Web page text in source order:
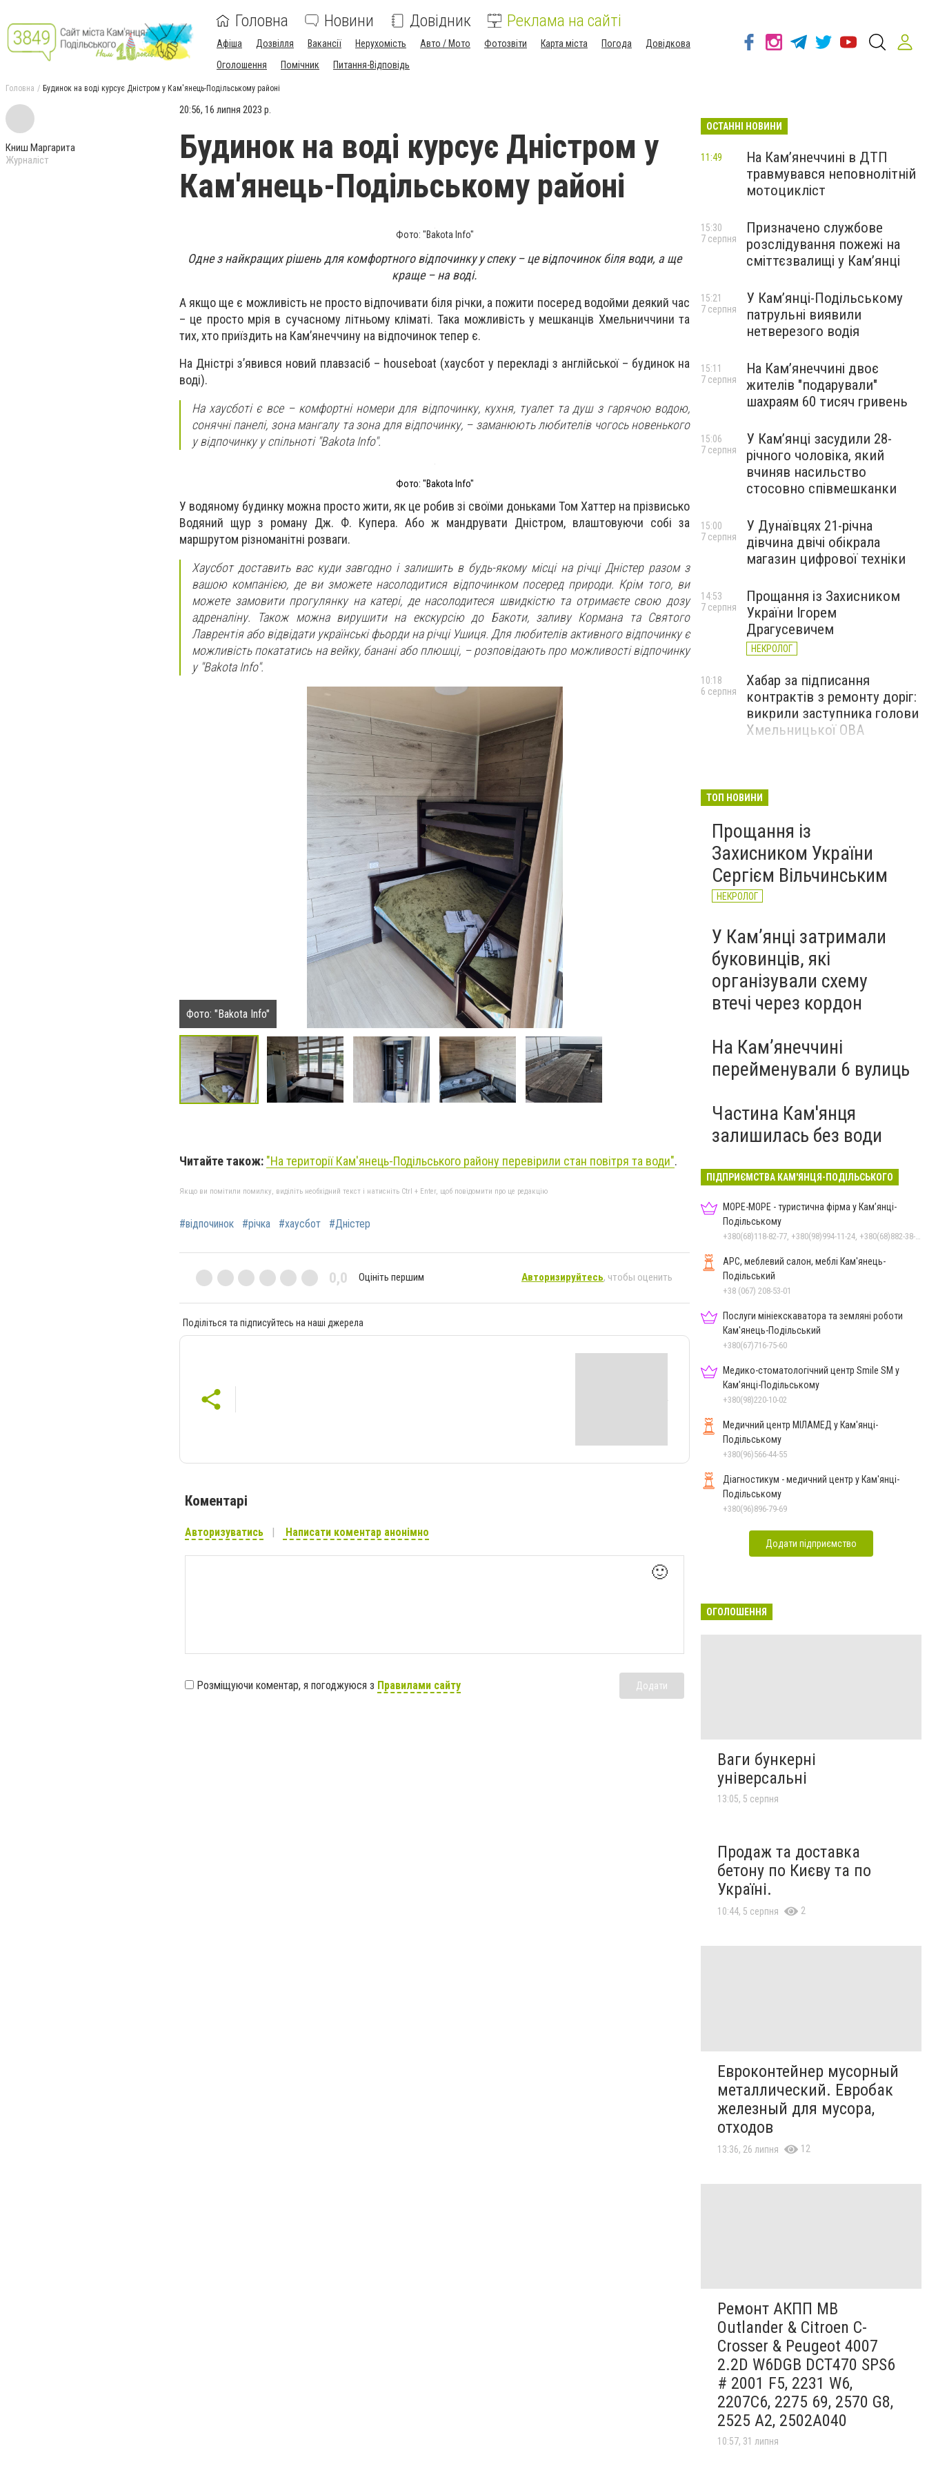
Головна Новини Довідник Реклама на сайті
Афіша Дозвілля Вакансії Нерухомість Авто / Мото Фотозвіти Карта міста Погода
Довідкова
Оголошення
Помічник Питання-Відповідь
Головна Будинок на воді курсує Дністром у Кам'янець-Подільському районі
Книш Маргарита
Журналіст
20:56, 16 липня 2023 р.
Будинок на воді курсує Дністром у
Кам'янець-Подільському районі
Фото: "Bakota Info"
Одне з найкращих рішень для комфортного відпочинку у спеку – це відпочинок біля води, а ще
краще – на воді.
А якщо ще є можливість не просто відпочивати біля річки, а пожити посеред водойми деякий час
– це просто мрія в сучасному літньому кліматі. Така можливість у мешканців Хмельниччини та
тих, хто приїздить на Кам’янеччину на відпочинок тепер є.
На Дністрі з’явився новий плавзасіб – houseboat (хаусбот у перекладі з англійської – будинок на
воді).
На хаусботі є все – комфортні номери для відпочинку, кухня, туалет та душ з гарячою водою,
сонячні панелі, зона мангалу та зона для відпочинку, – заманюють любителів чогось новенького
у відпочинку у спільноті "Bakota Info".
Фото: "Bakota Info"
У водяному будинку можна просто жити, як це робив зі своїми доньками Том Хаттер на прізвисько
Водяний щур з роману Дж. Ф. Купера. Або ж мандрувати Дністром, влаштовуючи собі за
маршрутом різноманітні розваги.
Хаусбот доставить вас куди завгодно і залишить в будь-якому місці на річці Дністер разом з
вашою компанією, де ви зможете насолодитися відпочинком посеред природи. Крім того, ви
можете замовити прогулянку на катері, де насолодитеся швидкістю та отримаєте свою дозу
адреналіну. Також можна вирушити на екскурсію до Бакоти, заливу Кормана та Святого
Лаврентія або відвідати українські фьорди на річці Ушиця. Для любителів активного відпочинку є
можливість покататись на вейку, банані або плюшці, – розповідають про можливості відпочинку
у "Bakota Info".
Фото: "Bakota Info" Фото: "Bakota Info"
Читайте також: "На території Кам'янець-Подільського району перевірили стан повітря та води".
Якщо ви помітили помилку, виділіть необхідний текст і натисніть Ctrl + Enter, щоб повідомити про це редакцію
#відпочинок #річка #хаусбот #Дністер
0,0 Оцініть першим Авторизируйтесь, чтобы оценить
Поділіться та підписуйтесь на наші джерела
Коментарі
Авторизуватись Написати коментар анонімно
🙂
Розміщуючи коментар, я погоджуюся з Правилами сайту Додати
ОСТАННІ НОВИНИ
На Кам’янеччині в ДТП
травмувався неповнолітній
мотоцикліст
11:49
Призначено службове
розслідування пожежі на
сміттєзвалищі у Кам’янці
15:30
7 серпня
У Кам’янці-Подільському
патрульні виявили
нетверезого водія
15:21
7 серпня
На Камʼянеччині двоє
жителів "подарували"
шахраям 60 тисяч гривень
15:11
7 серпня
У Камʼянці засудили 28-
річного чоловіка, який
вчиняв насильство
стосовно співмешканки
15:06
7 серпня
У Дунаївцях 21-річна
дівчина двічі обікрала
магазин цифрової техніки
15:00
7 серпня
Прощання із Захисником
України Ігорем
Драгусевичем
НЕКРОЛОГ
14:53
7 серпня
Хабар за підписання
контрактів з ремонту доріг:
викрили заступника голови
Хмельницької ОВА
10:18
6 серпня
ТОП НОВИНИ
Прощання із
Захисником України
Сергієм Вільчинським
НЕКРОЛОГ
У Кам’янці затримали
буковинців, які
організували схему
втечі через кордон
На Камʼянеччині
перейменували 6 вулиць
Частина Кам'янця
залишилась без води
ПІДПРИЄМСТВА КАМ'ЯНЦЯ-ПОДІЛЬСЬКОГО
МОРЕ-МОРЕ - туристична фірма у Кам’янці-
Подільському
+380(68)118-82-77, +380(98)994-11-24, +380(68)882-38-28
АРС, меблевий салон, меблі Кам'янець-
Подільський
+38 (067) 208-53-01
Послуги мініекскаватора та земляні роботи
Кам'янець-Подільський
+380(67)716-75-60
Медико-стоматологічний центр Smile SM у
Кам’янці-Подільському
+380(98)220-10-02
Медичний центр МІЛАМЕД у Кам'янці-
Подільському
+380(96)566-44-55
Діагностикум - медичний центр у Кам'янці-
Подільському
+380(96)896-79-69
Додати підприємство
ОГОЛОШЕННЯ
Ваги бункерні
універсальні
13:05, 5 серпня
Продаж та доставка
бетону по Києву та по
Україні.
10:44, 5 серпня 2
Евроконтейнер мусорный
металлический. Евробак
железный для мусора,
отходов
13:36, 26 липня 12
Ремонт АКПП MB
Outlander & Citroen C-
Crosser & Peugeot 4007
2.2D W6DGB DCT470 SPS6
# 2001 F5, 2231 W6,
2207C6, 2275 69, 2570 G8,
2525 A2, 2502A040
10:57, 31 липня